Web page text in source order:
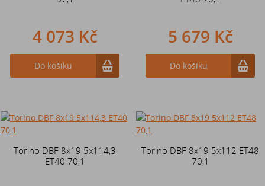
4 073 Kč
Do košíku
5 679 Kč
Do košíku
Torino DBF 8x19 5x114,3
ET40 70,1
Torino DBF 8x19 5x112 ET48
70,1